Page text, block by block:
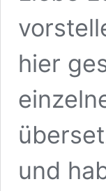
hier
und